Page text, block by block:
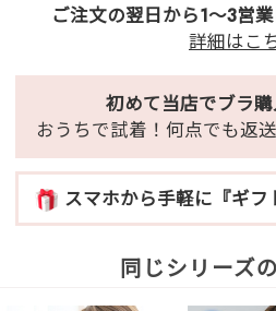
ご注文の翌日から1～3営
詳細はこ
初めて当店でブラ購
おうちで試着！何点でも返
スマホから手軽に『ギフ
同じシリーズ